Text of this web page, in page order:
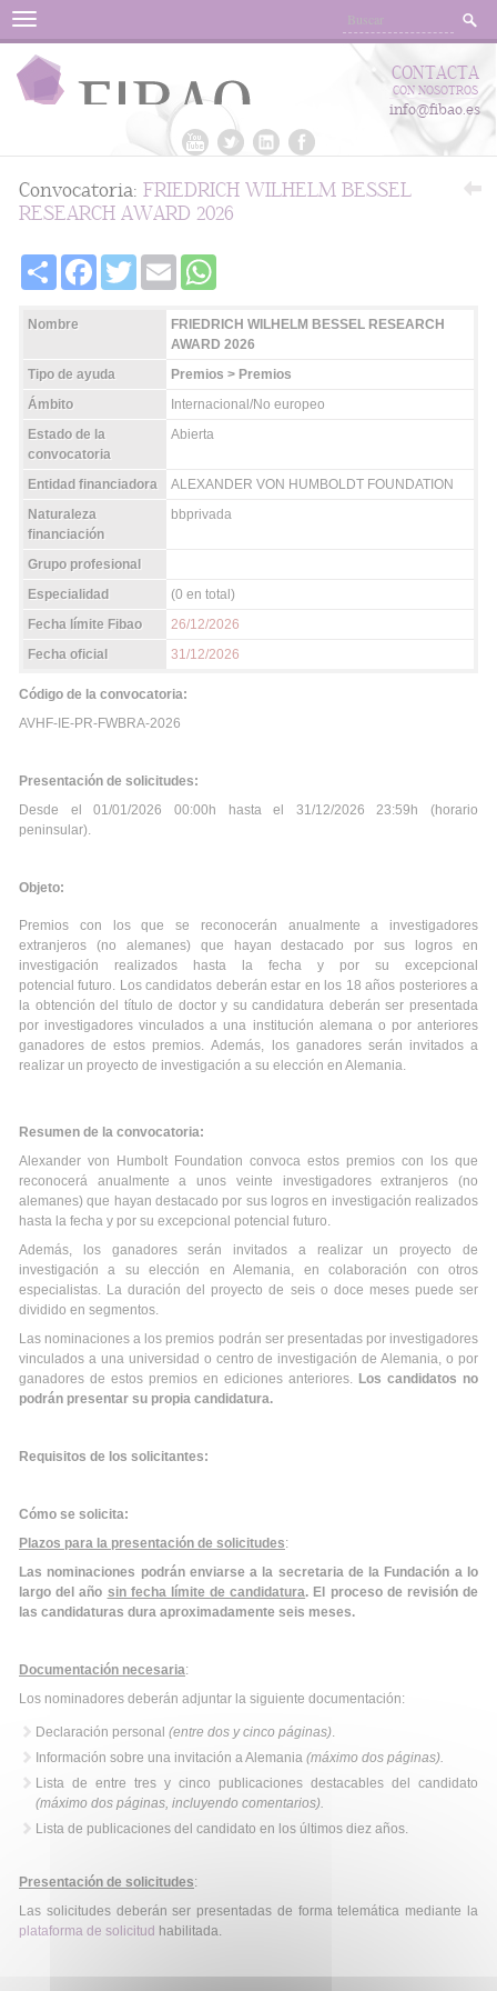
Menu
CONTACTA
CON NOSOTROS
info@fibao.es
Convocatoria: FRIEDRICH WILHELM BESSEL
RESEARCH AWARD 2026
Share FacebookTwitter Email
Nombre
FRIEDRICH WILHELM BESSEL RESEARCH
AWARD 2026
Tipo de ayuda
Premios > Premios
Ámbito
Internacional/No europeo
Estado de la
convocatoria
Abierta
Entidad financiadora
ALEXANDER VON HUMBOLDT FOUNDATION
Naturaleza
financiación
bbprivada
Grupo profesional
Especialidad
(0 en total)
Fecha límite Fibao
26/12/2026
Fecha oficial
31/12/2026
Código de la convocatoria:
AVHF-IE-PR-FWBRA-2026
Presentación de solicitudes:
Desde el 01/01/2026 00:00h hasta el 31/12/2026 23:59h (horario
peninsular).
Objeto:
Premios con los que se reconocerán anualmente a investigadores
extranjeros (no alemanes) que hayan destacado por sus logros en
investigación realizados hasta la fecha y por su excepcional
potencial futuro. Los candidatos deberán estar en los 18 años posteriores a
la obtención del título de doctor y su candidatura deberán ser presentada
por investigadores vinculados a una institución alemana o por anteriores
ganadores de estos premios. Además, los ganadores serán invitados a
realizar un proyecto de investigación a su elección en Alemania.
Resumen de la convocatoria:
Alexander von Humbolt Foundation convoca estos premios con los que
reconocerá anualmente a unos veinte investigadores extranjeros (no
alemanes) que hayan destacado por sus logros en investigación realizados
hasta la fecha y por su excepcional potencial futuro.
Además, los ganadores serán invitados a realizar un proyecto de
investigación a su elección en Alemania, en colaboración con otros
especialistas. La duración del proyecto de seis o doce meses puede ser
dividido en segmentos.
Las nominaciones a los premios podrán ser presentadas por investigadores
vinculados a una universidad o centro de investigación de Alemania, o por
ganadores de estos premios en ediciones anteriores. Los candidatos no
podrán presentar su propia candidatura.
Requisitos de los solicitantes:
Cómo se solicita:
Plazos para la presentación de solicitudes:
Las nominaciones podrán enviarse a la secretaria de la Fundación a lo
largo del año sin fecha límite de candidatura. El proceso de revisión de
las candidaturas dura aproximadamente seis meses.
Documentación necesaria:
Los nominadores deberán adjuntar la siguiente documentación:
Declaración personal (entre dos y cinco páginas).
Información sobre una invitación a Alemania (máximo dos páginas).
Lista de entre tres y cinco publicaciones destacables del candidato
(máximo dos páginas, incluyendo comentarios).
Lista de publicaciones del candidato en los últimos diez años.
Presentación de solicitudes:
Las solicitudes deberán ser presentadas de forma telemática mediante la
plataforma de solicitud habilitada.